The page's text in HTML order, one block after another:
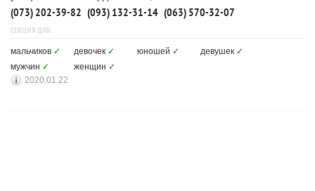
(073) 202-39-82 (093) 132-31-14 (063) 570-32-07
СЕКЦИЯ ДЛЯ
мальчиков ✓ девочек ✓ юношей ✓ девушек ✓
мужчин ✓ женщин ✓
2020.01.22